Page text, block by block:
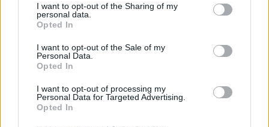
I want to opt-out of the Sharing of my
personal data.
Opted In
I want to opt-out of the Sale of my
Personal Data.
Opted In
I want to opt-out of processing my
Personal Data for Targeted Advertising.
Opted In
navigateur pour mon prochain commentaire.